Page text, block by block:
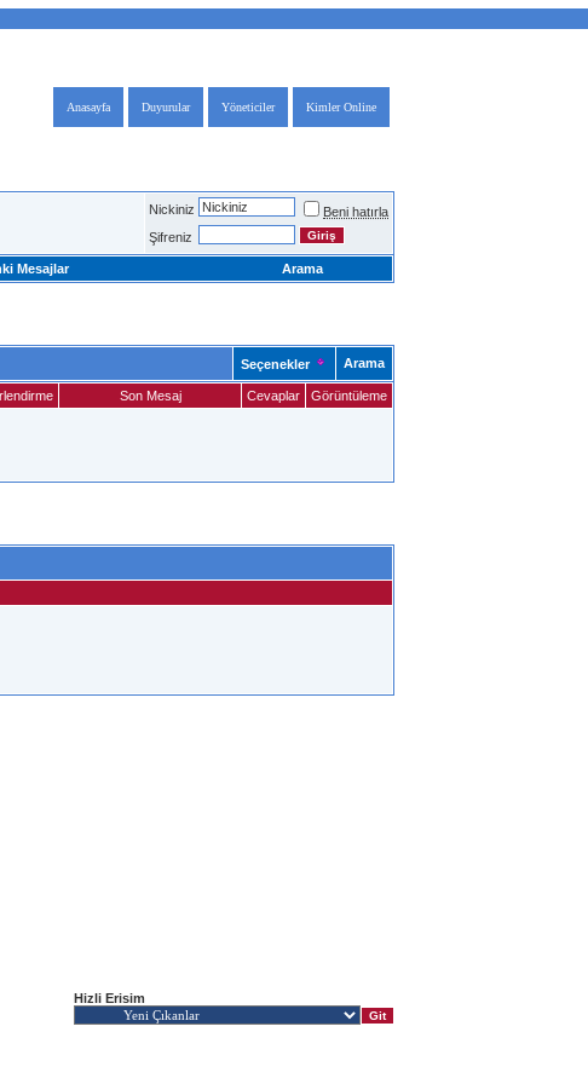
Kimler Online
Yöneticiler
Duyurular
Anasayfa
Nickiniz
Beni hatırla
Şifreniz
Mesajlar Arama
Seçenekler Arama
Son Mesaj Cevaplar Görüntüleme
Hizli Erisim